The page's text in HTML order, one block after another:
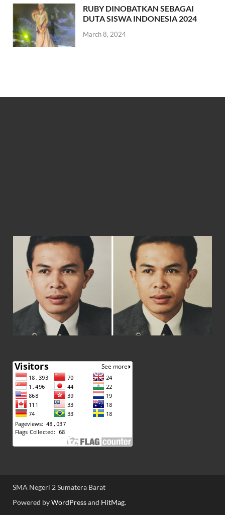
RUBY DINOBATKAN SEBAGAI
DUTA SISWA INDONESIA 2024
March 8, 2024
SMA Negeri 2 Sumatera Barat
Powered byWordPressand HitMag.